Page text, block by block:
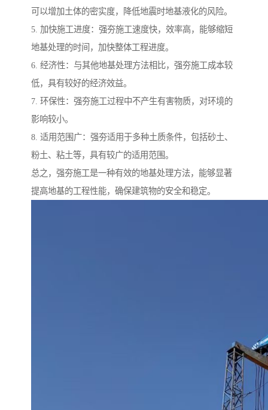
可以增加土体的密实度，降低地震时地基液化的风险。
5. 加快施工进度：强夯施工速度快，效率高，能够缩短
地基处理的时间，加快整体工程进度。
6. 经济性：与其他地基处理方法相比，强夯施工成本较
低，具有较好的经济效益。
7. 环保性：强夯施工过程中不产生有害物质，对环境的
影响较小。
8. 适用范围广：强夯适用于多种土质条件，包括砂土、
粉土、粘土等，具有较广的适用范围。
总之，强夯施工是一种有效的地基处理方法，能够显著
提高地基的工程性能，确保建筑物的安全和稳定。